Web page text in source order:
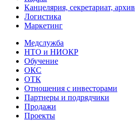
Канцелярия, секретариат, архив
Логистика
Маркетинг
Медслужба
НТО и НИОКР
Обучение
ОКС
ОТК
Отношения с инвесторами
Партнеры и подрядчики
Продажи
Проекты